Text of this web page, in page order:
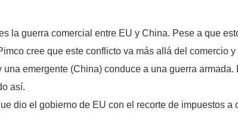
la guerra comercial entre EU y China. Pese a que
cree que este conflicto va más allá del comercio
emergente (China) conduce a una guerra
así.
dio el gobierno de EU con el recorte de impuestos